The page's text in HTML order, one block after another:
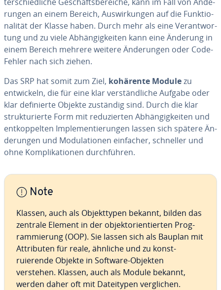
run­gen an einem Bereich, Auswir­kun­gen auf die Funk­tio­
na­li­tät der Klasse haben. Durch mehr als eine Ve­rantwor­
tung und zu viele Ab­hän­gig­kei­ten kann eine Änderung in
einem Bereich mehrere weitere Än­de­run­gen oder Code-
Fehler nach sich ziehen.
Das SRP hat somit zum Ziel, kohärente Modulezu
entwic­keln, die für eine klar vers­tänd­liche Aufgabe oder
klar de­fi­nierte Objekte zuständig sind. Durch die klar
struk­tu­rierte Form mit re­duzier­ten Ab­hän­gig­kei­ten und
ent­kop­pelten Imp­le­men­ti­erun­gen lassen sich spätere Än­
de­run­gen und Mo­du­la­tio­nen einfacher, schneller und
ohne Komp­li­ka­tio­nen durchfüh­ren.
Note
Klassen, auch als Ob­jekt­ty­pen bekannt, bilden das
zentrale Element in der ob­jek­to­rien­ti­er­ten Prog­
ram­mierung (OOP). Sie lassen sich als Bauplan mit
Att­ri­bu­ten für reale, ähnliche und zu konst­
ruierende Objekte in Software-Objekten
verstehen. Klassen, auch als Module bekannt,
werden daher oft mit Da­teity­pen verg­lic­hen.